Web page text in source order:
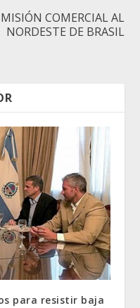
MISIÓN COMERCIAL AL
NORDESTE DE BRASIL
para resistir baja